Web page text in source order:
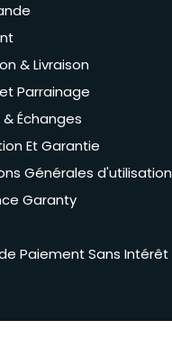
& Livraison
Parrainage
Échanges
Et Garantie
Générales d'utilisation
Garanty
Paiement Sans Intérêt